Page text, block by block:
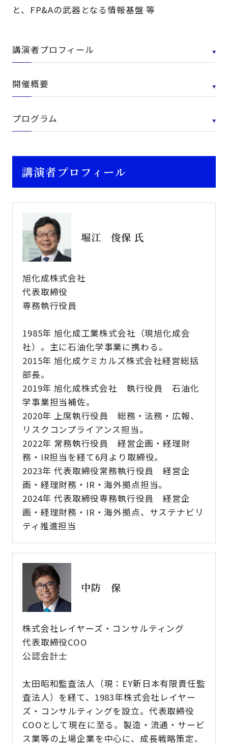
と、FP&Aの武器となる情報基盤 等
講演者プロフィール
開催概要
プログラム
講演者プロフィール
堀江 俊保 氏
旭化成株式会社
代表取締役
専務執行役員
1985年 旭化成工業株式会社（現旭化成会
社）。主に石油化学事業に携わる。
2015年 旭化成ケミカルズ株式会社経営総括
部長。
2019年 旭化成株式会社 執行役員 石油化
学事業担当補佐。
2020年 上席執行役員 総務・法務・広報、
リスクコンプライアンス担当。
2022年 常務執行役員 経営企画・経理財
務・IR担当を経て6月より取締役。
2023年 代表取締役常務執行役員 経営企
画・経理財務・IR・海外拠点担当。
2024年 代表取締役専務執行役員 経営企
画・経理財務・IR・海外拠点、サステナビリ
ティ推進担当
中防 保
株式会社レイヤーズ・コンサルティング
代表取締役COO
公認会計士
太田昭和監査法人（現：EY新日本有限責任監
査法人）を経て、1983年株式会社レイヤー
ズ・コンサルティングを設立。代表取締役
COOとして現在に至る。製造・流通・サービ
ス業等の上場企業を中心に、成長戦略策定、